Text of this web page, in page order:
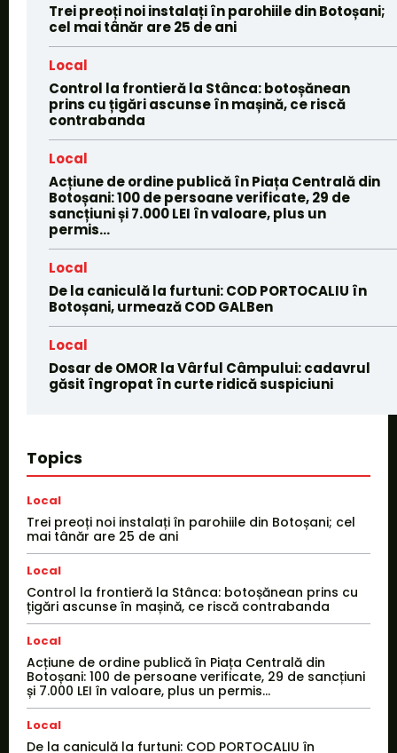
Trei preoți noi instalați în parohiile din Botoșani;
cel mai tânăr are 25 de ani
Local
Control la frontieră la Stânca: botoșănean
prins cu țigări ascunse în mașină, ce riscă
contrabanda
Local
Acțiune de ordine publică în Piața Centrală din
Botoșani: 100 de persoane verificate, 29 de
sancțiuni și 7.000 LEI în valoare, plus un
permis...
Local
De la caniculă la furtuni: COD PORTOCALIU în
Botoșani, urmează COD GALBen
Local
Dosar de OMOR la Vârful Câmpului: cadavrul
găsit îngropat în curte ridică suspiciuni
Topics
Local
Trei preoți noi instalați în parohiile din Botoșani; cel
mai tânăr are 25 de ani
Local
Control la frontieră la Stânca: botoșănean prins cu
țigări ascunse în mașină, ce riscă contrabanda
Local
Acțiune de ordine publică în Piața Centrală din
Botoșani: 100 de persoane verificate, 29 de sancțiuni
și 7.000 LEI în valoare, plus un permis...
Local
De la caniculă la furtuni: COD PORTOCALIU în